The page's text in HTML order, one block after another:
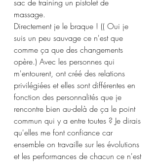
sac de training un pistolet de
massage.
Directement je le braque ! (( Oui je
suis un peu sauvage ce n'est que
comme ça que des changements
opère.) Avec les personnes qui
m'entourent, ont créé des relations
privilégiées et elles sont différentes en
fonction des personnalités que je
rencontre bien au-delà de ça le point
commun qui y a entre toutes ? Je dirais
qu'elles me font confiance car
ensemble on travaille sur les évolutions
et les performances de chacun ce n'est